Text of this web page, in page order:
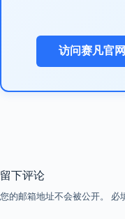
访问赛凡官网
留下评论
您的邮箱地址不会被公开。 必